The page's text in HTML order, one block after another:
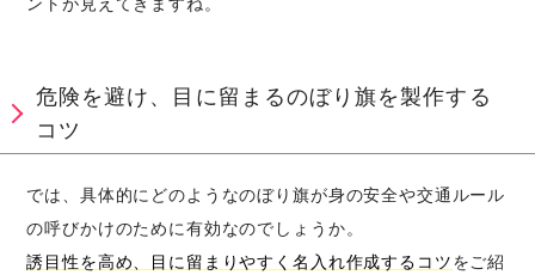
危険を避け、目に留まるのぼり旗を製作する
コツ
では、具体的にどのようなのぼり旗が身の安全や交通ルール
の呼びかけのために有効なのでしょうか。
誘目性を高め、目に留まりやすく名入れ作成するコツをご紹